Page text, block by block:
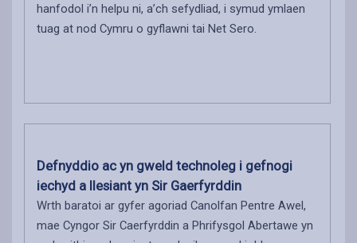
hanfodol i’n helpu ni, a’ch sefydliad, i symud ymlaen
tuag at nod Cymru o gyflawni tai Net Sero.
Defnyddio ac yn gweld technoleg i gefnogi
iechyd a llesiant yn Sir Gaerfyrddin
Wrth baratoi ar gyfer agoriad Canolfan Pentre Awel,
mae Cyngor Sir Caerfyrddin a Phrifysgol Abertawe yn